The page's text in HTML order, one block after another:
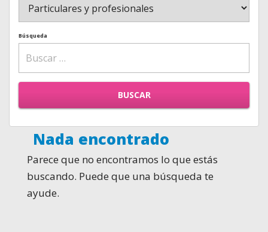
Búsqueda
BUSCAR
Nada encontrado
Parece que no encontramos lo que estás
buscando. Puede que una búsqueda te
ayude.